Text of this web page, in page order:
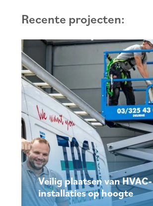
Recente projecten:
Veilig plaatsen van HVAC-
installaties op hoogte